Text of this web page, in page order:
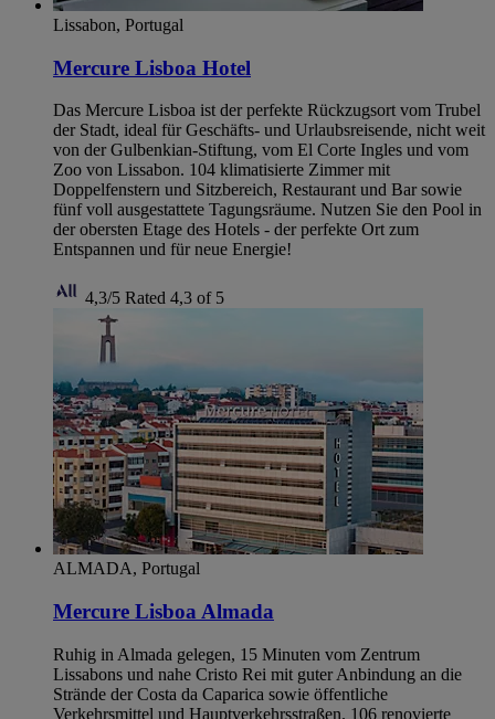
Lissabon, Portugal
Mercure Lisboa Hotel
Das Mercure Lisboa ist der perfekte Rückzugsort vom Trubel
der Stadt, ideal für Geschäfts- und Urlaubsreisende, nicht weit
von der Gulbenkian-Stiftung, vom El Corte Ingles und vom
Zoo von Lissabon. 104 klimatisierte Zimmer mit
Doppelfenstern und Sitzbereich, Restaurant und Bar sowie
fünf voll ausgestattete Tagungsräume. Nutzen Sie den Pool in
der obersten Etage des Hotels - der perfekte Ort zum
Entspannen und für neue Energie!
4,3/5 Rated 4,3 of 5
ALMADA, Portugal
Mercure Lisboa Almada
Ruhig in Almada gelegen, 15 Minuten vom Zentrum
Lissabons und nahe Cristo Rei mit guter Anbindung an die
Strände der Costa da Caparica sowie öffentliche
Verkehrsmittel und Hauptverkehrsstraßen. 106 renovierte